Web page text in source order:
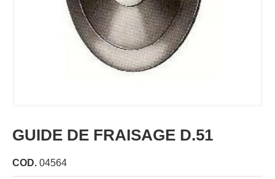
GUIDE DE FRAISAGE D.51
COD. 04564